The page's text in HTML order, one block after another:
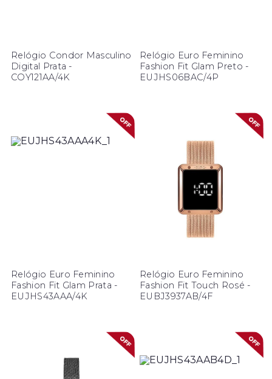
Relógio Condor Masculino
Digital Prata -
COY121AA/4K
Relógio Euro Feminino
Fashion Fit Glam Preto -
EUJHS06BAC/4P
Relógio Euro Feminino
Fashion Fit Glam Prata -
EUJHS43AAA/4K
Relógio Euro Feminino
Fashion Fit Touch Rosé -
EUBJ3937AB/4F